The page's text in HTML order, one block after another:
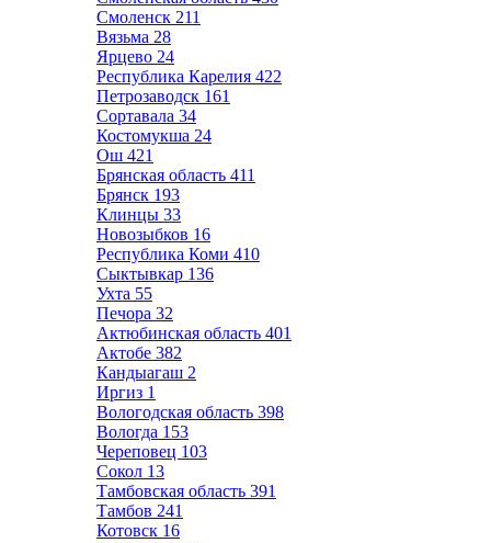
Смоленск 211
Вязьма 28
Ярцево 24
Республика Карелия 422
Петрозаводск 161
Сортавала 34
Костомукша 24
Ош 421
Брянская область 411
Брянск 193
Клинцы 33
Новозыбков 16
Республика Коми 410
Сыктывкар 136
Ухта 55
Печора 32
Актюбинская область 401
Актобе 382
Кандыагаш 2
Иргиз 1
Вологодская область 398
Вологда 153
Череповец 103
Сокол 13
Тамбовская область 391
Тамбов 241
Котовск 16